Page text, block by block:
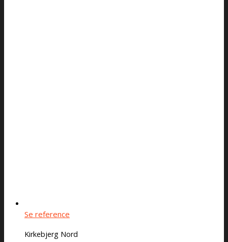
Se reference
Kirkebjerg Nord